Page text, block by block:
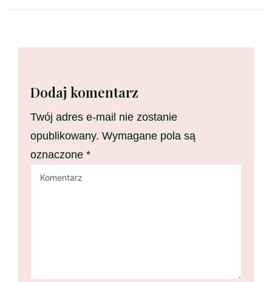
Dodaj komentarz
Twój adres e-mail nie zostanie
opublikowany. Wymagane pola są
oznaczone *